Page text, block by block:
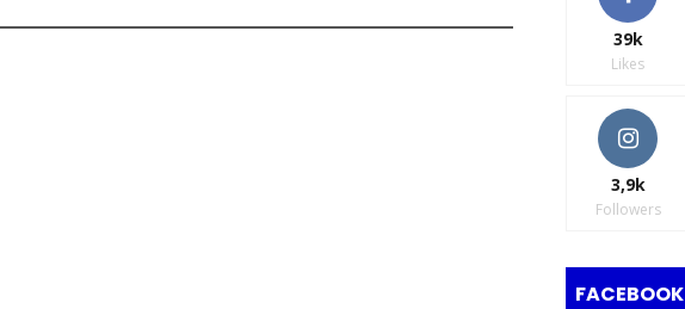
39k
Likes
3,9k
Followers
FACEBOOK